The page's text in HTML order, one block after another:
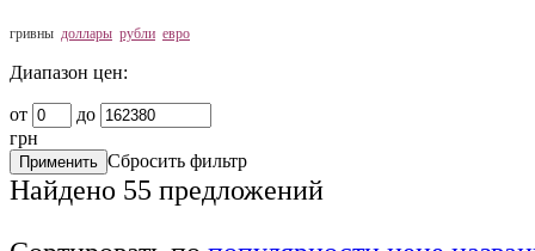
гривны доллары рубли евро
Диапазон цен:
от
до
грн
Сбросить фильтр
Найдено 55 предложений